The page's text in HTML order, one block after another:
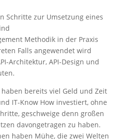
Schritte zur Umsetzung eines
Methodik in der Praxis
Falls angewendet wird
Architektur, API-Design und
bereits viel Geld und Zeit
IT-Know How investiert, ohne
geschweige denn großen
davongetragen zu haben.
haben Mühe, die zwei Welten